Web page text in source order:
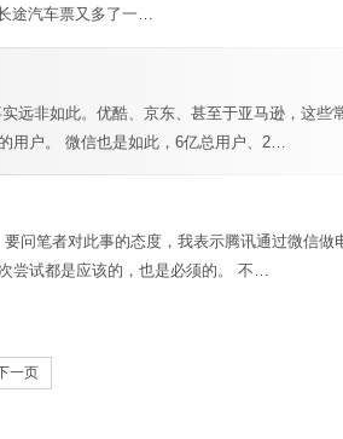
途汽车票又多了一…
远非如此。优酷、京东、甚至于亚马逊，这些
用户。 微信也是如此，6亿总用户、2…
问笔者对此事的态度，我表示腾讯通过微信做
尝试都是应该的，也是必须的。 不…
一页